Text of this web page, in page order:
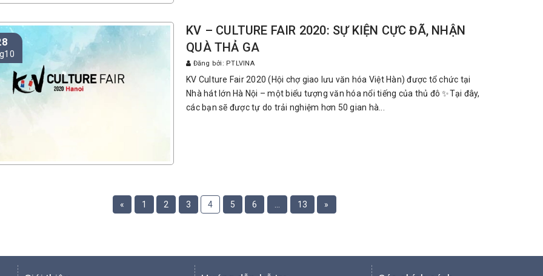
KV – CULTURE FAIR 2020: SỰ KIỆN CỰC ĐÃ, NHẬN
QUÀ THẢ GA
Đăng bởi: PTLVINA
KV Culture Fair 2020 (Hội chợ giao lưu văn hóa Việt Hàn) được tổ chức tại
Nhà hát lớn Hà Nội – một biểu tượng văn hóa nổi tiếng của thủ đô ✨Tại đây,
các bạn sẽ được tự do trải nghiệm hơn 50 gian hà...
« 1 2 3 4 5 6 13 »